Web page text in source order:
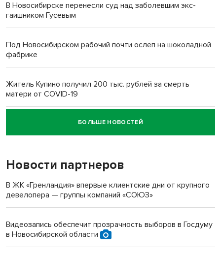
В Новосибирске перенесли суд над заболевшим экс-
гаишником Гусевым
Под Новосибирском рабочий почти ослеп на шоколадной
фабрике
Житель Купино получил 200 тыс. рублей за смерть
матери от COVID-19
Новосибирский суд наказал водителя за смерть
пенсионерки на вокзале
БОЛЬШЕ НОВОСТЕЙ
Новости партнеров
В ЖК «Гренландия» впервые клиентские дни от крупного
девелопера — группы компаний «СОЮЗ»
Видеозапись обеспечит прозрачность выборов в Госдуму
в Новосибирской области